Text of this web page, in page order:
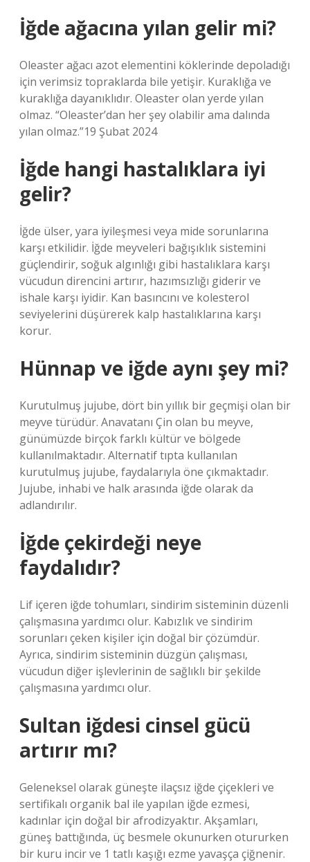
İğde ağacına yılan gelir mi?
Oleaster ağacı azot elementini köklerinde depoladığı
için verimsiz topraklarda bile yetişir. Kuraklığa ve
kuraklığa dayanıklıdır. Oleaster olan yerde yılan
olmaz. “Oleaster’dan her şey olabilir ama dalında
yılan olmaz.”19 Şubat 2024
İğde hangi hastalıklara iyi
gelir?
İğde ülser, yara iyileşmesi veya mide sorunlarına
karşı etkilidir. İğde meyveleri bağışıklık sistemini
güçlendirir, soğuk algınlığı gibi hastalıklara karşı
vücudun direncini artırır, hazımsızlığı giderir ve
ishale karşı iyidir. Kan basıncını ve kolesterol
seviyelerini düşürerek kalp hastalıklarına karşı
korur.
Hünnap ve iğde aynı şey mi?
Kurutulmuş jujube, dört bin yıllık bir geçmişi olan bir
meyve türüdür. Anavatanı Çin olan bu meyve,
günümüzde birçok farklı kültür ve bölgede
kullanılmaktadır. Alternatif tıpta kullanılan
kurutulmuş jujube, faydalarıyla öne çıkmaktadır.
Jujube, inhabi ve halk arasında iğde olarak da
adlandırılır.
İğde çekirdeği neye
faydalıdır?
Lif içeren iğde tohumları, sindirim sisteminin düzenli
çalışmasına yardımcı olur. Kabızlık ve sindirim
sorunları çeken kişiler için doğal bir çözümdür.
Ayrıca, sindirim sisteminin düzgün çalışması,
vücudun diğer işlevlerinin de sağlıklı bir şekilde
çalışmasına yardımcı olur.
Sultan iğdesi cinsel gücü
artırır mı?
Geleneksel olarak güneşte ilaçsız iğde çiçekleri ve
sertifikalı organik bal ile yapılan iğde ezmesi,
kadınlar için doğal bir afrodizyaktır. Akşamları,
güneş battığında, üç besmele okunurken otururken
bir kuru incir ve 1 tatlı kaşığı ezme yavaşça çiğnenir.